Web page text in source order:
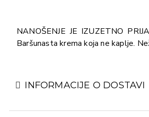
NANOŠENJE JE IZUZETNO
Baršunasta krema koja ne kaplje.
INFORMACIJE O DOSTAVI